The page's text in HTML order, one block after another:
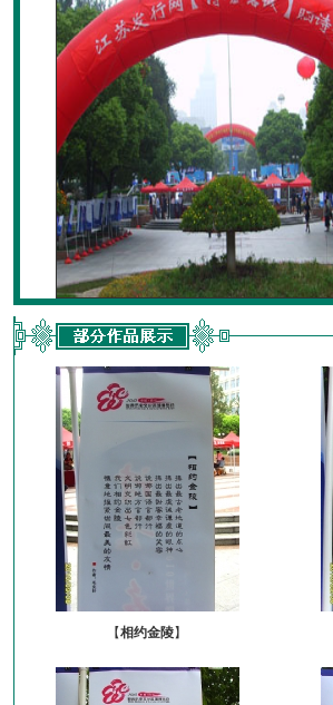
【相约金陵】